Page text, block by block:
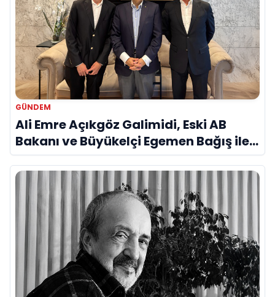
GÜNDEM
Ali Emre Açıkgöz Galimidi, Eski AB
Bakanı ve Büyükelçi Egemen Bağış ile
Bir Araya Geldi